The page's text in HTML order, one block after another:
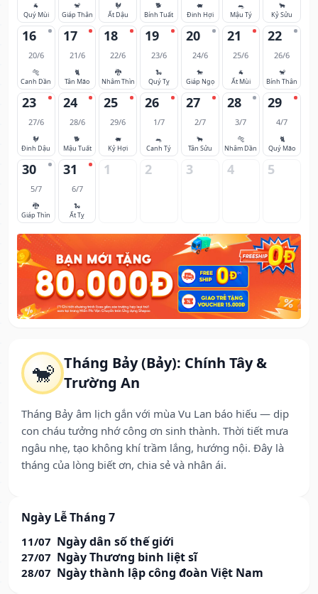
🐒 Tháng Bảy (Bảy): Chính Tây &
Trường An
Tháng Bảy âm lịch gắn với mùa Vu Lan báo hiếu — dịp
con cháu tưởng nhớ công ơn sinh thành. Thời tiết mưa
ngâu nhẹ, tạo không khí trầm lắng, hướng nội. Đây là
tháng của lòng biết ơn, chia sẻ và nhân ái.
Ngày Lễ Tháng 7
11/07 Ngày dân số thế giới
27/07 Ngày Thương binh liệt sĩ
28/07 Ngày thành lập công đoàn Việt Nam
🐐
Quý Mùi
🐒
Giáp Thân
🐓
Ất Dậu
🐕
Bính Tuất
🐖
Đinh Hợi
🐀
Mậu Tý
🐂
Kỷ Sửu
16
20/6
🐅
Canh Dần
17
21/6
🐈
Tân Mão
18
22/6
🐉
Nhâm Thìn
19
23/6
🐍
Quý Tỵ
20
24/6
🐎
Giáp Ngọ
21
25/6
🐐
Ất Mùi
22
26/6
🐒
Bính Thân
23
27/6
🐓
Đinh Dậu
24
28/6
🐕
Mậu Tuất
25
29/6
🐖
Kỷ Hợi
26
1/7
🐀
Canh Tý
27
2/7
🐂
Tân Sửu
28
3/7
🐅
Nhâm Dần
29
4/7
🐈
Quý Mão
30
5/7
🐉
Giáp Thìn
31
6/7
🐍
Ất Tỵ
1 2 3 4 5